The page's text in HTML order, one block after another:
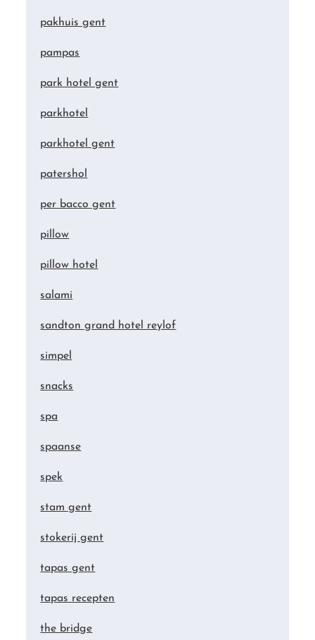
pakhuis gent
pampas
park hotel gent
parkhotel
parkhotel gent
patershol
per bacco gent
pillow
pillow hotel
salami
sandton grand hotel reylof
simpel
snacks
spa
spaanse
spek
stam gent
stokerij gent
tapas gent
tapas recepten
the bridge